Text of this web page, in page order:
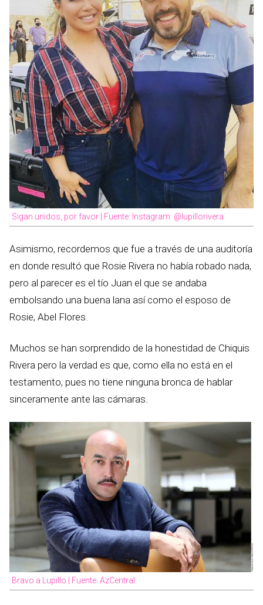
Sigan unidos, por favor | Fuente: Instagram: @lupillorivera
Asimismo, recordemos que fue a través de una auditoría
en donde resultó que Rosie Rivera no había robado nada,
pero al parecer es el tío Juan el que se andaba
embolsando una buena lana así como el esposo de
Rosie, Abel Flores.
Muchos se han sorprendido de la honestidad de Chiquis
Rivera pero la verdad es que, como ella no está en el
testamento, pues no tiene ninguna bronca de hablar
sinceramente ante las cámaras.
Bravo a Lupillo | Fuente: AzCentral